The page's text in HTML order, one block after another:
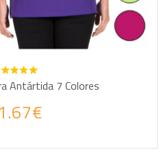
Antártida 7 Colores